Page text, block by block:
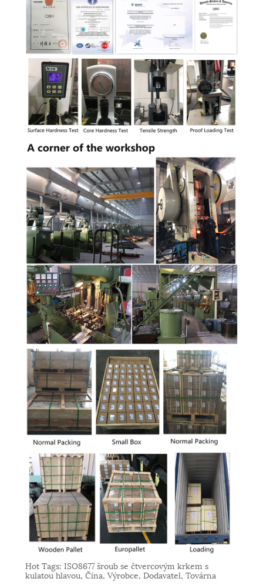
Hot Tags: ISO8677 šroub se čtvercovým krkem s
kulatou hlavou, Čína, Výrobce, Dodavatel, Továrna